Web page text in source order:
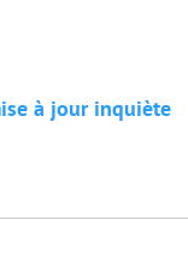
à jour inquiète